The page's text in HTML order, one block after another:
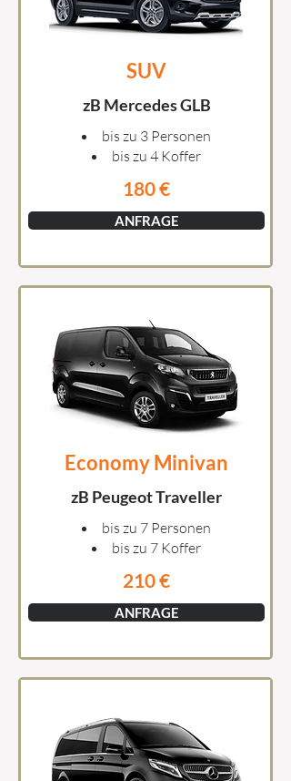
SUV
zB Mercedes GLB
bis zu 3 Personen
bis zu 4 Koffer
180 €
ANFRAGE
Economy Minivan
zB Peugeot Traveller
bis zu 7 Personen
bis zu 7 Koffer
210 €
ANFRAGE